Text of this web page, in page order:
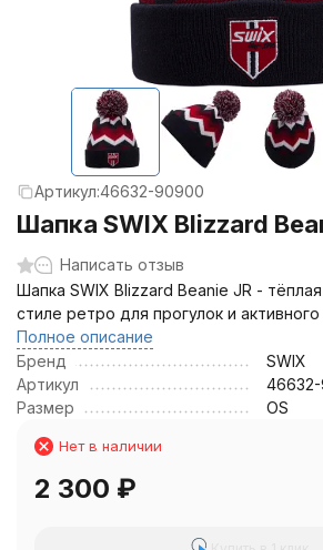
Артикул:46632-90900
Шапка SWIX Blizzard
Написать отзыв
Шапка SWIX Blizzard Beanie JR -
стиле ретро для прогулок и
Полное описание
Бренд
SWIX
Артикул
Размер
OS
Нет в наличии
2 300 ₽